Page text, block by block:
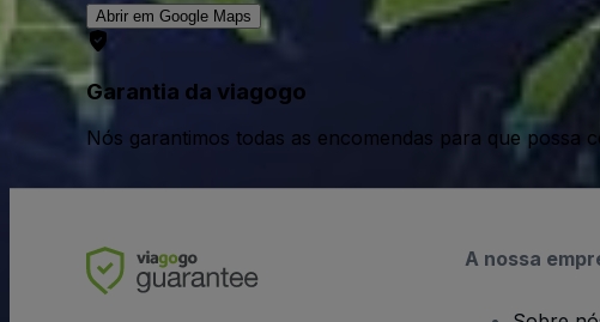
Abrir em Google Maps
Garantia da viagogo
Nós garantimos todas as encomendas para que
A nossa